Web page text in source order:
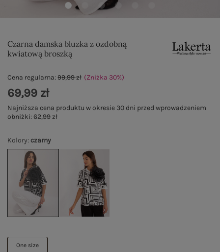
Czarna damska bluzka z ozdobną
kwiatową broszką
Kolory: czarny
One size
Cena regularna:99,99 zł (Zniżka 30%)
69,99 zł
Najniższa cena produktu w okresie 30 dni przed wprowadzeniem
obniżki:62,99 zł